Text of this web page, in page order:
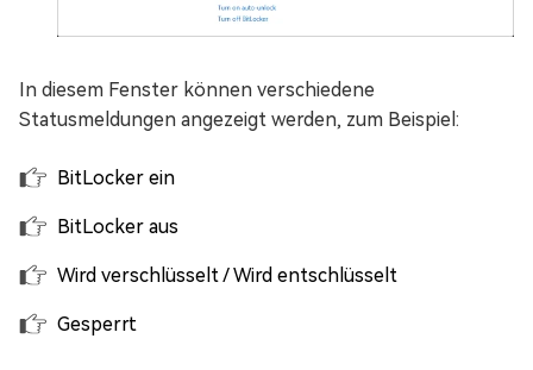
In diesem Fenster können verschiedene
Statusmeldungen angezeigt werden, zum Beispiel:
BitLocker ein
BitLocker aus
Wird verschlüsselt / Wird entschlüsselt
Gesperrt